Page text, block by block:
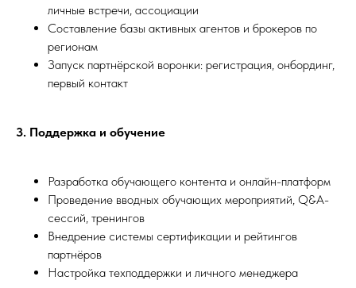
личные встречи, ассоциации
Составление базы активных агентов и брокеров по
регионам
Запуск партнёрской воронки: регистрация, онбординг,
первый контакт
3. Поддержка и обучение
Разработка обучающего контента и онлайн-платформ
Проведение вводных обучающих мероприятий, Q&A-
сессий, тренингов
Внедрение системы сертификации и рейтингов
партнёров
Настройка техподдержки и личного менеджера